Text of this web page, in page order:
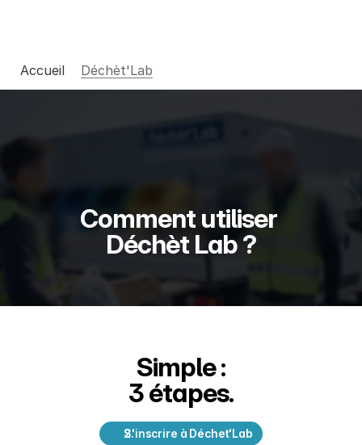
Nos entreprises
Accueil Déchèt'Lab
Comment utiliser
Déchèt Lab ?
Simple :
3 étapes.
S'inscrire à Déchet'Lab